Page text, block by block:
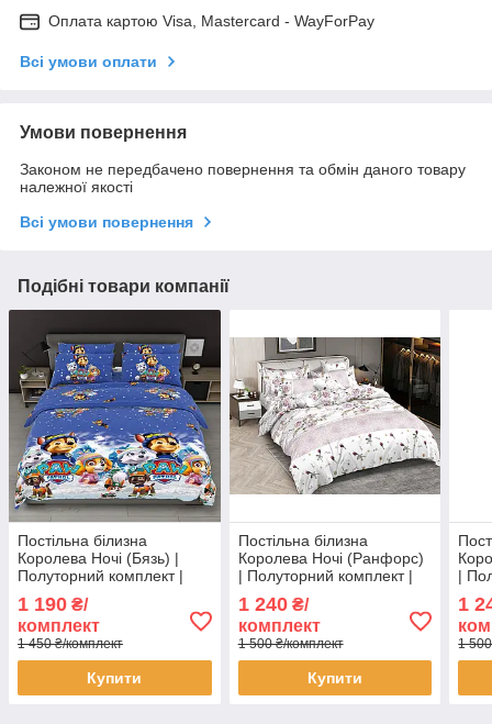
Оплата картою Visa, Mastercard - WayForPay
Всі умови оплати
Умови повернення
Законом не передбачено повернення та обмін даного товару
належної якості
Всі умови повернення
Подібні товари компанії
Постільна білизна
Королева Ночі (Бязь) |
Полуторний комплект |
щенячий патруль на
синьому
1 190 ₴/
комплект
1 450 ₴/комплект
Купити
Постільна білизна
Королева Ночі (Ранфорс)
| Полуторний комплект |
орнамент на білому
1 240₴/
комплект
1 500 ₴/комплект
Купити
|
1
1